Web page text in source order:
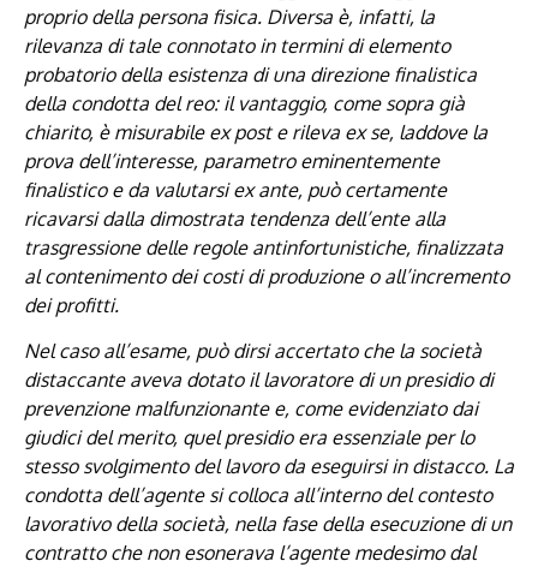
proprio della persona fisica. Diversa è, infatti, la
rilevanza di tale connotato in termini di elemento
probatorio della esistenza di una direzione finalistica
della condotta del reo: il vantaggio, come sopra già
chiarito, è misurabile ex post e rileva ex se, laddove la
prova dell’interesse, parametro eminentemente
finalistico e da valutarsi ex ante, può certamente
ricavarsi dalla dimostrata tendenza dell’ente alla
trasgressione delle regole antinfortunistiche, finalizzata
al contenimento dei costi di produzione o all’incremento
dei profitti.
Nel caso all’esame, può dirsi accertato che la società
distaccante aveva dotato il lavoratore di un presidio di
prevenzione malfunzionante e, come evidenziato dai
giudici del merito, quel presidio era essenziale per lo
stesso svolgimento del lavoro da eseguirsi in distacco. La
condotta dell’agente si colloca all’interno del contesto
lavorativo della società, nella fase della esecuzione di un
contratto che non esonerava l’agente medesimo dal